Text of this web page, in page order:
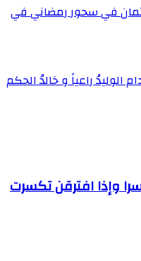
في سحور رمضاني في
راعياً و خالدُ الحكم
وإذا افترقن تكسرت